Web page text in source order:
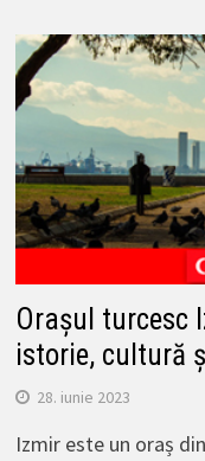
Orașul turcesc
istorie, cultură
28. iunie 2023
Izmir este un oraș